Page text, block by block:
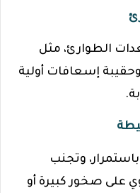
الطوارئ، مثل
إسعافات أولية
وتجنب
على صخور كبيرة أو